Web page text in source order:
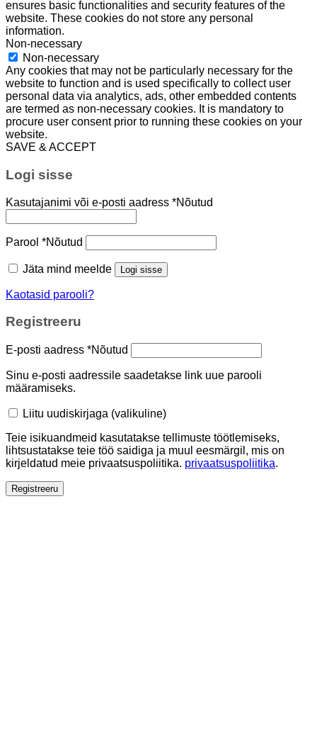
ensures basic functionalities and security features of the
website. These cookies do not store any personal
information.
Non-necessary
Non-necessary
Any cookies that may not be particularly necessary for the
website to function and is used specifically to collect user
personal data via analytics, ads, other embedded contents
are termed as non-necessary cookies. It is mandatory to
procure user consent prior to running these cookies on your
website.
SAVE & ACCEPT
Logi sisse
Kasutajanimi või e-posti aadress *Nõutud
Parool *Nõutud
Jäta mind meelde Logi sisse
Kaotasid parooli?
Registreeru
E-posti aadress *Nõutud
Sinu e-posti aadressile saadetakse link uue parooli
määramiseks.
Liitu uudiskirjaga (valikuline)
Teie isikuandmeid kasutatakse tellimuste töötlemiseks,
lihtsustatakse teie töö saidiga ja muul eesmärgil, mis on
kirjeldatud meie privaatsuspoliitika. privaatsuspoliitika.
Registreeru